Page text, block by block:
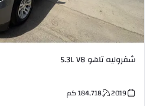
شفروليه تاهو 5.3L V8
2019
184,718كم